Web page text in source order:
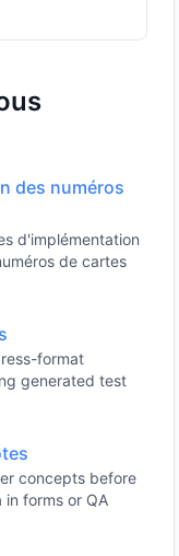
des numéros
d'implémentation
de cartes
format
generated test
concepts before
forms or QA